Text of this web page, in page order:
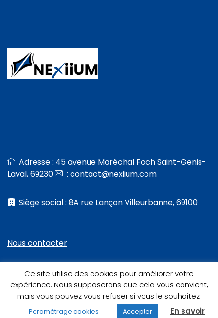
Adresse : 45 avenue Maréchal Foch Saint-Genis-
Laval, 69230
: contact@nexiium.com
Siège social : 8A rue Lançon Villeurbanne, 69100
Nous contacter
Ce site utilise des cookies pour améliorer votre
expérience. Nous supposerons que cela vous convient,
mais vous pouvez vous refuser si vous le souhaitez.
Paramétrage cookies Accepter En savoir